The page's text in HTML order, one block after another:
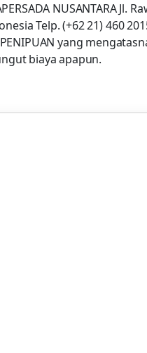
NUSANTARA Jl.
Telp. (+62 21) 460
yang
biaya apapun.